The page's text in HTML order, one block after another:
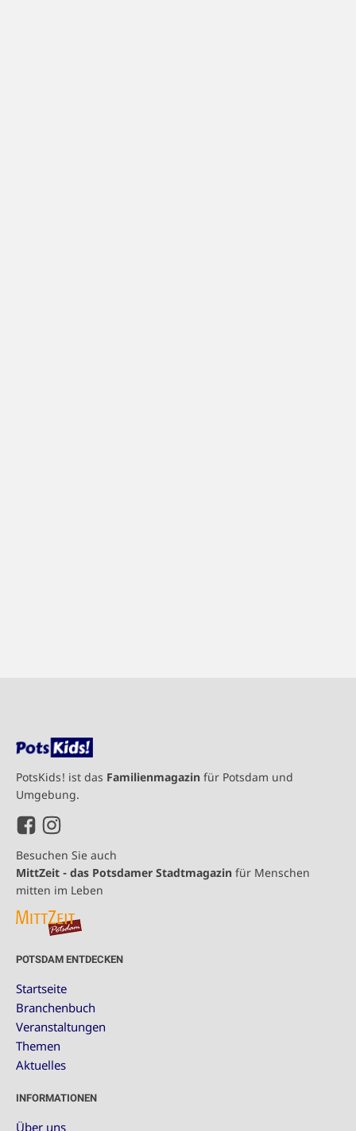
PotsKids! ist das Familienmagazin für Potsdam und
Umgebung.
Besuchen Sie auch
MittZeit - das Potsdamer Stadtmagazin für Menschen
mitten im Leben
POTSDAM ENTDECKEN
Startseite
Branchenbuch
Veranstaltungen
Themen
Aktuelles
INFORMATIONEN
Über uns